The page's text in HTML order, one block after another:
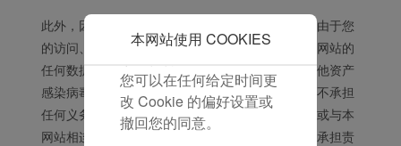
此外，因使用本网站所导致的结果，包括但不限于由于您
的访问、使用、浏览或下载本网站或本网站的链结网站的
任何数据或而对您的计算机设备、软件、数据或其他资产
感染病毒所造成的损失或损坏，厦门航空有限公司不承担
任何义务、赔偿责任，厦航也不对用户依据本网站或与本
网站相连接的第三方网站提供的信息进行经营活动承担责
本网站使用 COOKIES
放置所有的营销Cookie。
点击“拒绝”，我们将不会
您可以在任何给定时间更
改 Cookie 的偏好设置或
撤回您的同意。